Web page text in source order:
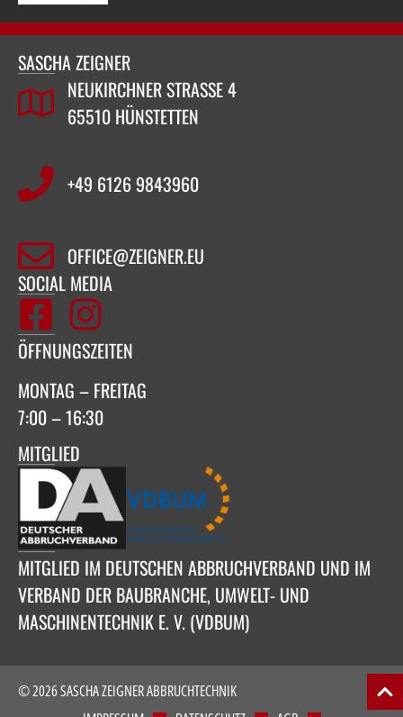
SASCHA ZEIGNER
NEUKIRCHNER STRASSE 4
65510 HÜNSTETTEN
+49 6126 9843960‬
OFFICE@ZEIGNER.EU
SOCIAL MEDIA
ÖFFNUNGSZEITEN
MONTAG – FREITAG
7:00 – 16:30
MITGLIED
MITGLIED IM DEUTSCHEN ABBRUCHVERBAND UND IM
VERBAND DER BAUBRANCHE, UMWELT- UND
MASCHINENTECHNIK E. V. (VDBUM)
© 2026 SASCHA ZEIGNER ABBRUCHTECHNIK